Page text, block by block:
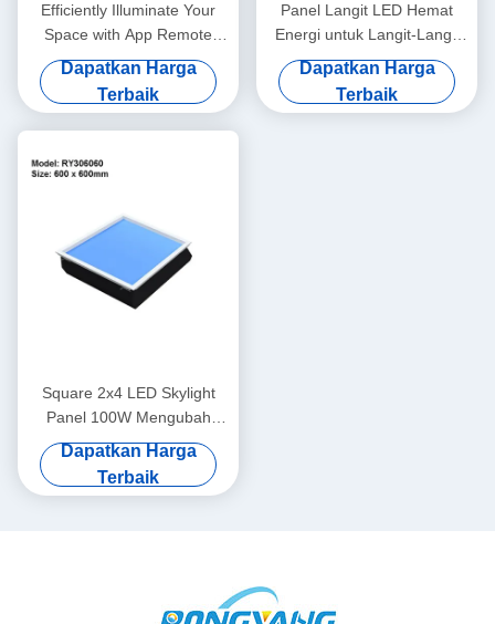
Efficiently Illuminate Your
Space with App Remote
Control Artificial Sky Light
L1200*W600*H295mm
Dapatkan Harga
Terbaik
Panel Langit LED Hemat
Energi untuk Langit-Langit
Tinggi Cadangan 300mm
L600*P300*T150mm 40W
Dapatkan Harga
Terbaik
Square 2x4 LED Skylight
Panel 100W Mengubah
Warna CRI95 Untuk Dapur
Dapatkan Harga
Terbaik